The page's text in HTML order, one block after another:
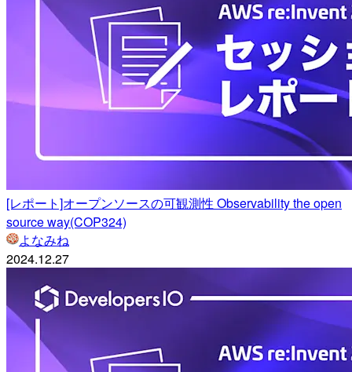
[レポート]オープンソースの可観測性 Observability the open
source way(COP324)
よなみね
2024.12.27